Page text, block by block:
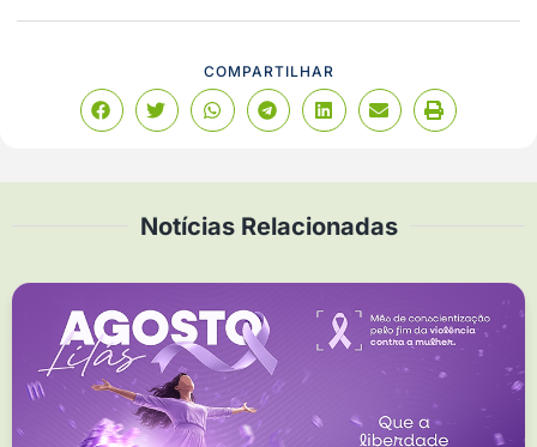
COMPARTILHAR
Notícias Relacionadas